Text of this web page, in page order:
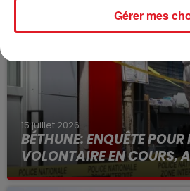
15 juillet 2026
BÉTHUNE: ENQUÊTE
VOLONTAIRE EN COURS,
Selon les premiers éléments,
Gérer mes